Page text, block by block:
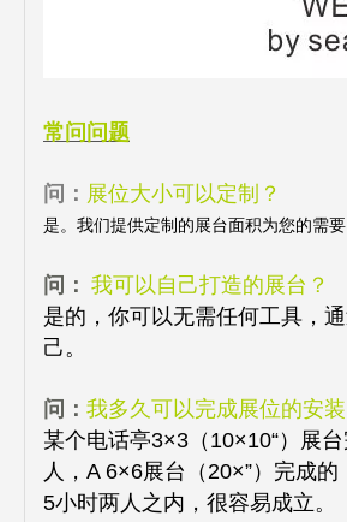
常问问题
问： 展位大小可以定制？
是。我们提供定制的展台面积为您的需要
问： 我可以自己打造的展台？
是的，你可以无需任何工具，
己。
问： 我多久可以完成展位的安装
某个电话亭3×3（10×10“）展
人，A 6×6展台（20×”）完成的
5小时两人之内，很容易成立。